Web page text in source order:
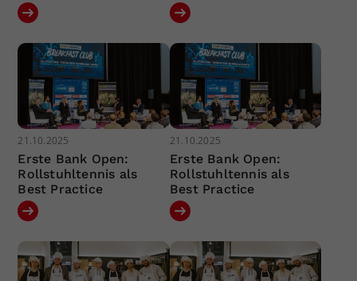
21.10.2025
Erste Bank Open:
Rollstuhltennis als
Best Practice
21.10.2025
Erste Bank Open:
Rollstuhltennis als
Best Practice